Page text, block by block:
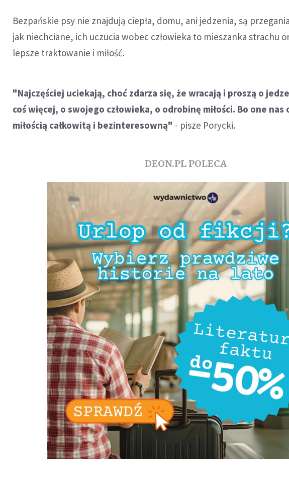
Bezpańskie psy nie znajdują ciepła, domu, ani jedzenia, są
jak niechciane, ich uczucia wobec człowieka to mieszanka strachu
lepsze traktowanie i miłość.
"Najczęściej uciekają, choć zdarza się, że wracają i proszą o
coś więcej, o swojego człowieka, o odrobinę miłości. Bo one nas
miłością całkowitą i bezinteresowną" - pisze Porycki.
DEON.PL POLECA